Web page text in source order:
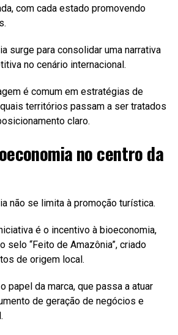
com cada estado promovendo
surge para consolidar uma narrativa
no cenário internacional.
é comum em estratégias de
territórios passam a ser tratados
claro.
no centro da
não se limita à promoção turística.
é o incentivo à bioeconomia,
selo “Feito de Amazônia”, criado
de origem local.
papel da marca, que passa a atuar
de geração de negócios e